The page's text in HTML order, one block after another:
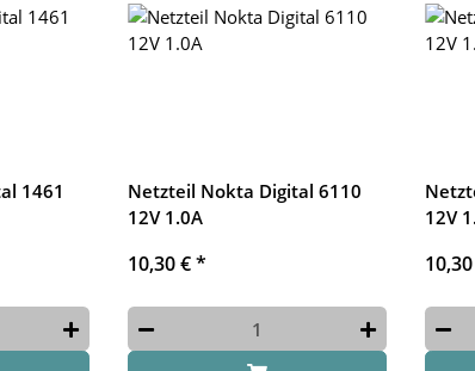
1461
Netzteil Nokta Digital 6110
12V 1.0A
10,30 €*
12V